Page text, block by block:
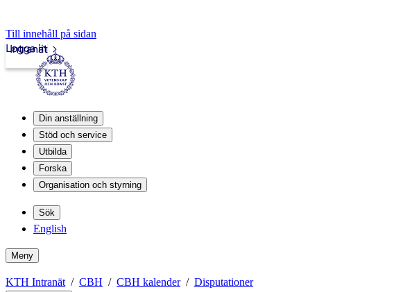
Till innehåll på sidan
Intranät
Logga in
Din anställning
Stöd och service
Utbilda
Forska
Organisation och styrning
Sök
English
Meny
KTH Intranät CBH CBH kalender Disputationer